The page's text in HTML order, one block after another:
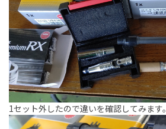
1セット外したので違いを確認してみます。